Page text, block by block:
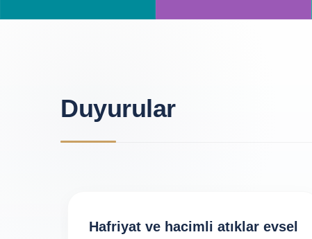
Duyurular
Hafriyat ve hacimli atıklar evsel